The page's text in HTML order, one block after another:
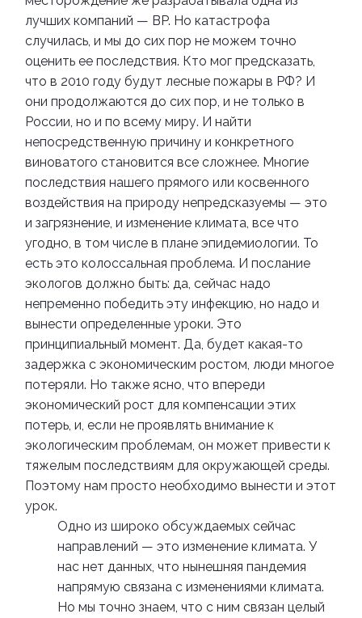
лучших компаний — BP. Но катастрофа
случилась, и мы до сих пор не можем точно
оценить ее последствия. Кто мог предсказать,
что в 2010 году будут лесные пожары в РФ? И
они продолжаются до сих пор, и не только в
России, но и по всему миру. И найти
непосредственную причину и конкретного
виноватого становится все сложнее. Многие
последствия нашего прямого или косвенного
воздействия на природу непредсказуемы — это
и загрязнение, и изменение климата, все что
угодно, в том числе в плане эпидемиологии. То
есть это колоссальная проблема. И послание
экологов должно быть: да, сейчас надо
непременно победить эту инфекцию, но надо и
вынести определенные уроки. Это
принципиальный момент. Да, будет какая-то
задержка с экономическим ростом, люди многое
потеряли. Но также ясно, что впереди
экономический рост для компенсации этих
потерь, и, если не проявлять внимание к
экологическим проблемам, он может привести к
тяжелым последствиям для окружающей среды.
Поэтому нам просто необходимо вынести и этот
урок.
Одно из широко обсуждаемых сейчас
направлений — это изменение климата. У
нас нет данных, что нынешняя пандемия
напрямую связана с изменениями климата.
Но мы точно знаем, что с ним связан целый